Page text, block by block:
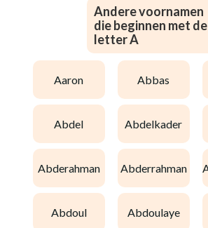
Andere voornamen
die beginnen met de
letter A
aaron abbas
abdel abdelkader
abderahman abderrahman
abdoul abdoulaye